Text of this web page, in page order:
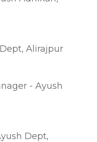
Alirajpur
- Ayush
Dept,